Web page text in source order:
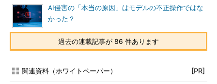
AI侵害の「本当の原因」はモデルの不正操作ではな
かった？
過去の連載記事が 86 件あります
関連資料（ホワイトペーパー） [PR]